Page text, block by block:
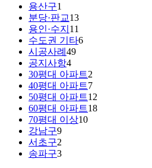
용산구1
분당·판교13
용인·수지 11
수도권 기타6
시공사례 49
공지사항4
30평대 아파트2
40평대 아파트7
50평대 아파트12
60평대 아파트18
70평대 이상10
강남구9
서초구2
송파구3